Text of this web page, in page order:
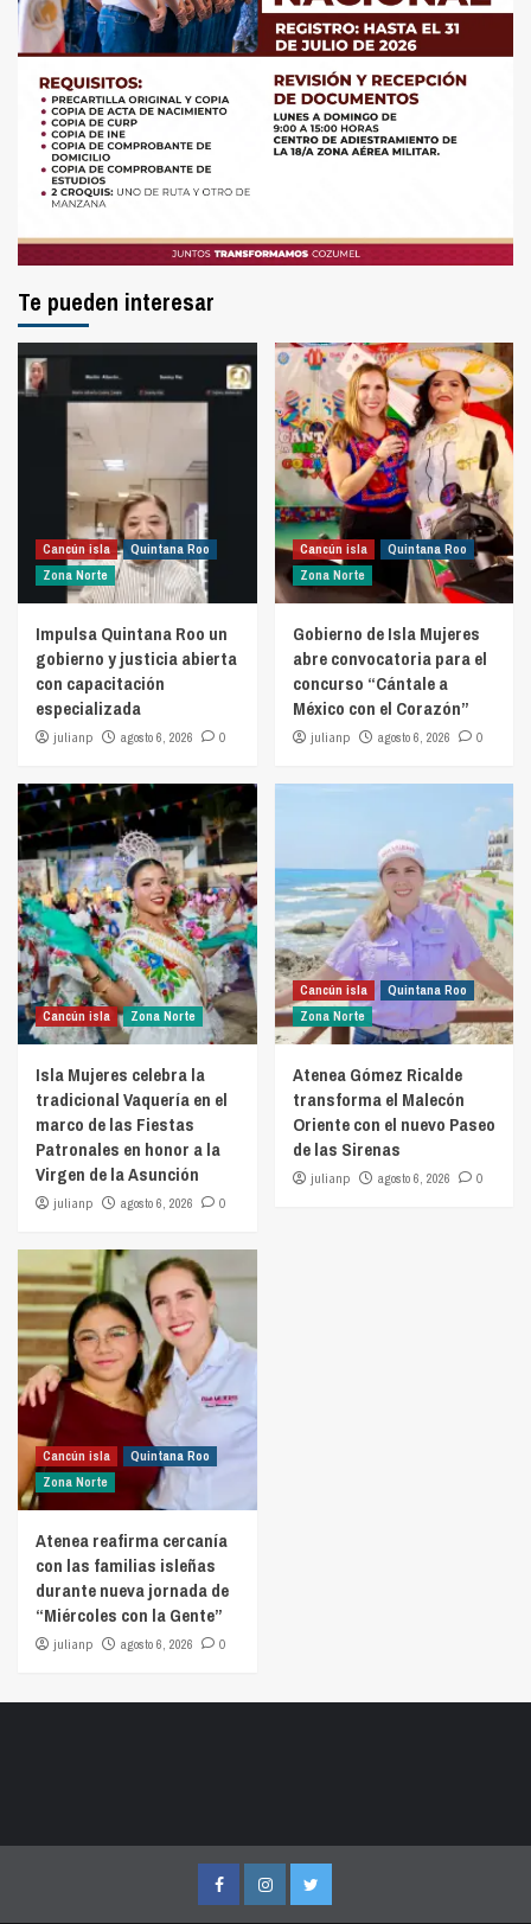
Te pueden interesar
Cancún isla
Quintana Roo
Zona Norte
Impulsa Quintana Roo un
gobierno y justicia abierta
con capacitación
especializada
julianp agosto 6, 2026 0
Cancún isla
Quintana Roo
Zona Norte
Gobierno de Isla Mujeres
abre convocatoria para el
concurso “Cántale a
México con el Corazón”
julianp agosto 6, 2026 0
Cancún isla Zona Norte
Isla Mujeres celebra la
tradicional Vaquería en el
marco de las Fiestas
Patronales en honor a la
Virgen de la Asunción
julianp agosto 6, 2026 0
Cancún isla
Quintana Roo
Zona Norte
Atenea Gómez Ricalde
transforma el Malecón
Oriente con el nuevo Paseo
de las Sirenas
julianp agosto 6, 2026 0
Cancún isla
Quintana Roo
Zona Norte
Atenea reafirma cercanía
con las familias isleñas
durante nueva jornada de
“Miércoles con la Gente”
julianp agosto 6, 2026 0
FacebookInstagramTwitter